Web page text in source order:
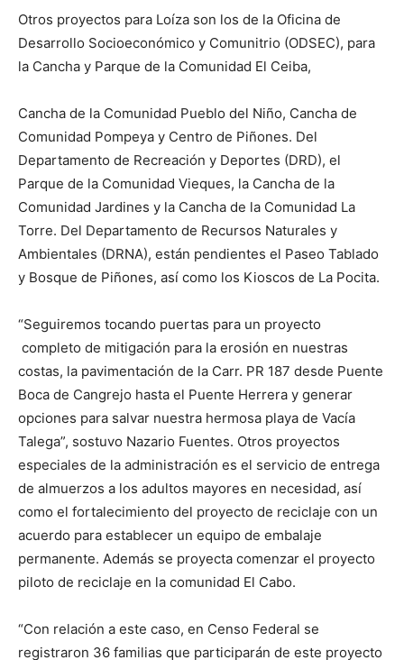
Otros proyectos para Loíza son los de la Oficina de
Desarrollo Socioeconómico y Comunitrio (ODSEC), para
la Cancha y Parque de la Comunidad El Ceiba,
Cancha de la Comunidad Pueblo del Niño, Cancha de
Comunidad Pompeya y Centro de Piñones. Del
Departamento de Recreación y Deportes (DRD), el
Parque de la Comunidad Vieques, la Cancha de la
Comunidad Jardines y la Cancha de la Comunidad La
Torre. Del Departamento de Recursos Naturales y
Ambientales (DRNA), están pendientes el Paseo Tablado
y Bosque de Piñones, así como los Kioscos de La Pocita.
“Seguiremos tocando puertas para un proyecto
completo de mitigación para la erosión en nuestras
costas, la pavimentación de la Carr. PR 187 desde Puente
Boca de Cangrejo hasta el Puente Herrera y generar
opciones para salvar nuestra hermosa playa de Vacía
Talega”, sostuvo Nazario Fuentes. Otros proyectos
especiales de la administración es el servicio de entrega
de almuerzos a los adultos mayores en necesidad, así
como el fortalecimiento del proyecto de reciclaje con un
acuerdo para establecer un equipo de embalaje
permanente. Además se proyecta comenzar el proyecto
piloto de reciclaje en la comunidad El Cabo.
“Con relación a este caso, en Censo Federal se
registraron 36 familias que participarán de este proyecto